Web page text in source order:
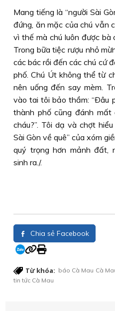
Mang tiếng là “người Sài
đứng, ăn mặc của chú vẫn
vì thế mà chú luôn được bà
Trong bữa tiệc rượu nhỏ
các bác rồi đến các chú cứ
phố. Chú Út không thể từ
nên uống đến say mèm.
vào tai tôi bảo thầm: “Ðâu
thành phố cũng đánh mất
cháu?”. Tôi dạ và chợt
Sài Gòn về quê” của xóm
quý trọng hơn mảnh đất,
sinh ra./.
Chia sẻ Facebook
Từ khóa: báo Cà Mau Cà
tin tức Cà Mau